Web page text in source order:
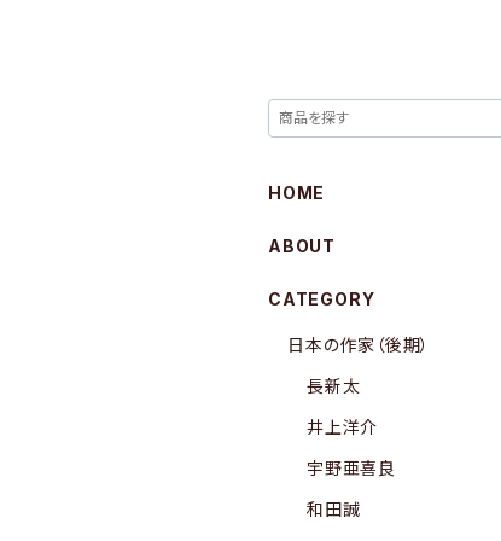
HOME
ABOUT
CATEGORY
日本の作家（後期）
長新太
井上洋介
宇野亜喜良
和田誠